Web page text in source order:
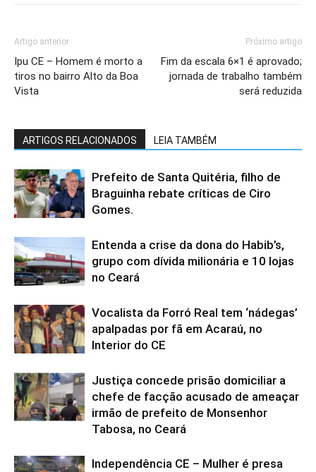
Artigo anterior
Ipu CE – Homem é morto a
tiros no bairro Alto da Boa
Vista
Próximo artigo
Fim da escala 6×1 é aprovado;
jornada de trabalho também
será reduzida
ARTIGOS RELACIONADOS LEIA TAMBÉM
Prefeito de Santa Quitéria, filho de
Braguinha rebate críticas de Ciro
Gomes.
Entenda a crise da dona do Habib’s,
grupo com dívida milionária e 10 lojas
no Ceará
Vocalista da Forró Real tem ‘nádegas’
apalpadas por fã em Acaraú, no
Interior do CE
Justiça concede prisão domiciliar a
chefe de facção acusado de ameaçar
irmão de prefeito de Monsenhor
Tabosa, no Ceará
Independência CE – Mulher é presa